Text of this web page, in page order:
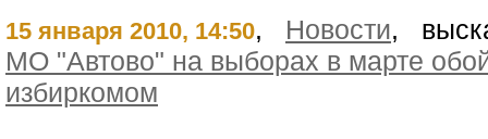
15 января 2010, 14:50, Новости,
МО "Автово" на выборах в марте
избиркомом